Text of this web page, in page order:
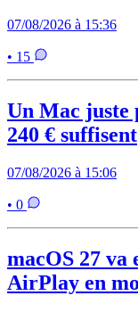
07/08/2026 à 15:36
• 15
Un Mac juste
240 € suffisent
07/08/2026 à 15:06
• 0
macOS 27
AirPlay en